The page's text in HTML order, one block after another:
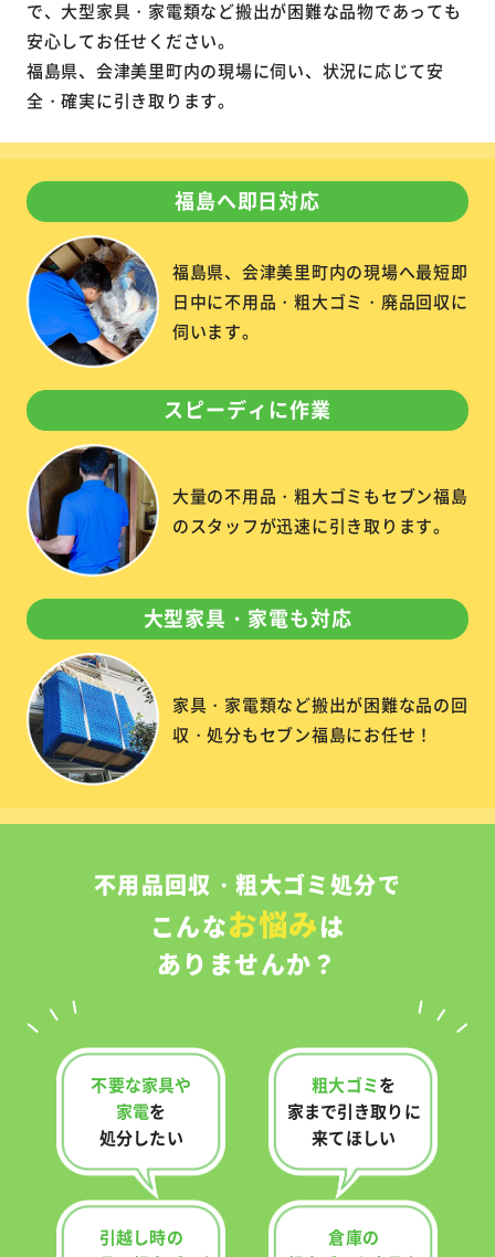
で、大型家具・家電類など搬出が困難な品物であっても
安心してお任せください。
福島県、会津美里町内の現場に伺い、状況に応じて安
全・確実に引き取ります。
福島へ即日対応
福島県、会津美里町内の現場へ最短即
日中に不用品・粗大ゴミ・廃品回収に
伺います。
スピーディに作業
大量の不用品・粗大ゴミもセブン福島
のスタッフが迅速に引き取ります。
大型家具・家電も対応
家具・家電類など搬出が困難な品の回
収・処分もセブン福島にお任せ！
不用品回収・粗大ゴミ処分で
こんなお悩みは
ありませんか？
不要な家具や
家電を
処分したい
粗大ゴミを
家まで引き取りに
来てほしい
引越し時の
倉庫の